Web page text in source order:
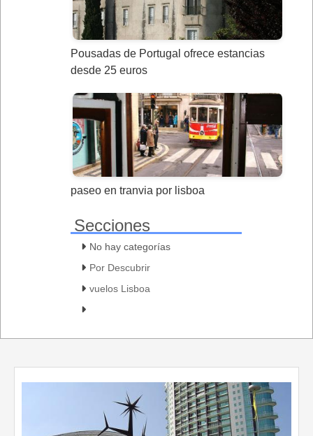
Pousadas de Portugal ofrece estancias
desde 25 euros
paseo en tranvia por lisboa
Secciones
No hay categorías
Por Descubrir
vuelos Lisboa